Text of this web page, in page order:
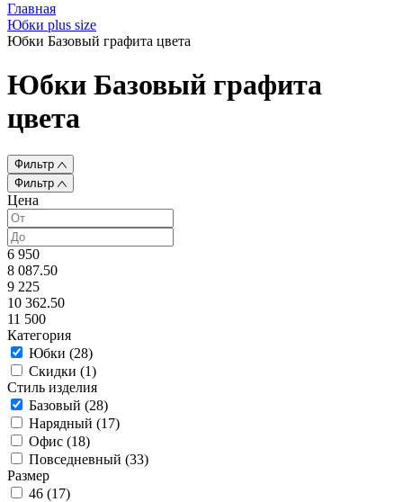
Главная
Юбки plus size
Юбки Базовый графита цвета
Юбки Базовый графита
цвета
Фильтр
Фильтр
Цена
6 950
8 087.50
9 225
10 362.50
11 500
Категория
Юбки (28)
Скидки (1)
Стиль изделия
Базовый (28)
Нарядный (17)
Офис (18)
Повседневный (33)
Размер
46 (17)